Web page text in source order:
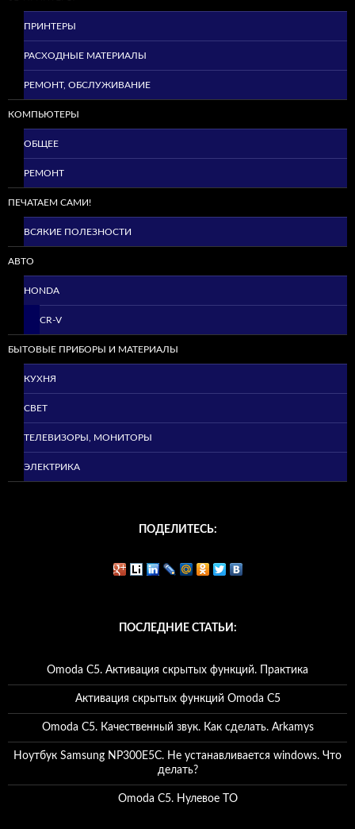
ПРИНТЕРЫ
РАСХОДНЫЕ МАТЕРИАЛЫ
РЕМОНТ, ОБСЛУЖИВАНИЕ
КОМПЬЮТЕРЫ
ОБЩЕЕ
РЕМОНТ
ПЕЧАТАЕМ САМИ!
ВСЯКИЕ ПОЛЕЗНОСТИ
АВТО
HONDA
CR-V
БЫТОВЫЕ ПРИБОРЫ И МАТЕРИАЛЫ
КУХНЯ
СВЕТ
ТЕЛЕВИЗОРЫ, МОНИТОРЫ
ЭЛЕКТРИКА
ПОДЕЛИТЕСЬ:
ПОСЛЕДНИЕ СТАТЬИ:
Omoda C5. Активация скрытых функций. Практика
Активация скрытых функций Omoda C5
Omoda C5. Качественный звук. Как сделать. Arkamys
Ноутбук Samsung NP300E5C. Не устанавливается windows. Что
делать?
Omoda C5. Нулевое ТО